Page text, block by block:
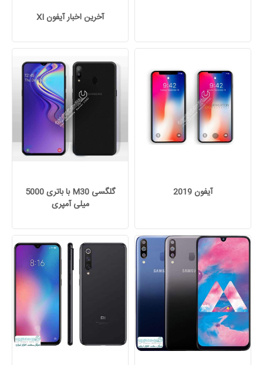
آخرین اخبار آیفون XI
آیفون 2019
گلگسی M30 با باتری 5000
میلی آمپری